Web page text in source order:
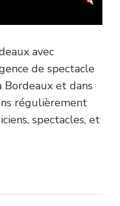
avec
de spectacle
et dans
régulièrement
spectacles, et